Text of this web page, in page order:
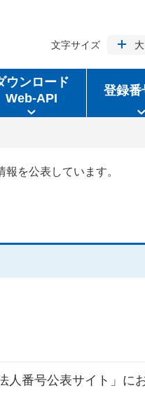
文字サイズ
ウンロード
Web-API
登録番
を公表しています。
番号公表サイト」に